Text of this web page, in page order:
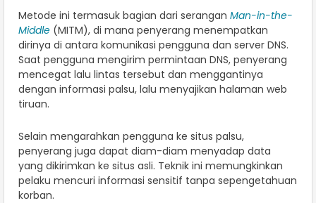
Metode ini termasuk bagian dari serangan Man-in-the-
Middle (MITM), di mana penyerang menempatkan
dirinya di antara komunikasi pengguna dan server DNS.
Saat pengguna mengirim permintaan DNS, penyerang
mencegat lalu lintas tersebut dan menggantinya
dengan informasi palsu, lalu menyajikan halaman web
tiruan.
Selain mengarahkan pengguna ke situs palsu,
penyerang juga dapat diam-diam menyadap data
yang dikirimkan ke situs asli. Teknik ini memungkinkan
pelaku mencuri informasi sensitif tanpa sepengetahuan
korban.